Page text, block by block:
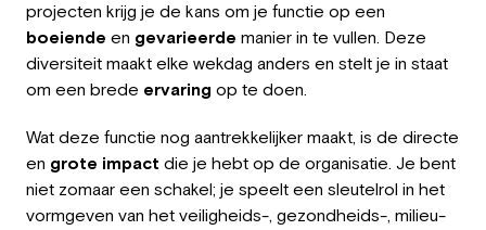
projecten krijg je de kans om je functie op een
boeiende en gevarieerde manier in te vullen. Deze
diversiteit maakt elke wekdag anders en stelt je in staat
om een brede ervaring op te doen.
Wat deze functie nog aantrekkelijker maakt, is de directe
en grote impact die je hebt op de organisatie. Je bent
niet zomaar een schakel; je speelt een sleutelrol in het
vormgeven van het veiligheids-, gezondheids-, milieu-